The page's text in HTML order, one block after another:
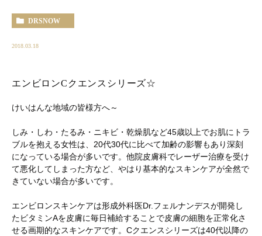
DRSNOW
2018.03.18
エンビロンCクエンスシリーズ☆
けいはんな地域の皆様方へ～
しみ・しわ・たるみ・ニキビ・乾燥肌など45歳以上でお肌にトラ
ブルを抱える女性は、20代30代に比べて加齢の影響もあり深刻
になっている場合が多いです。他院皮膚科でレーザー治療を受け
て悪化してしまった方など、やはり基本的なスキンケアが全然で
きていない場合が多いです。
エンビロンスキンケアは形成外科医Dr.フェルナンデスが開発し
たビタミンAを皮膚に毎日補給することで皮膚の細胞を正常化さ
せる画期的なスキンケアです。Cクエンスシリーズは40代以降の